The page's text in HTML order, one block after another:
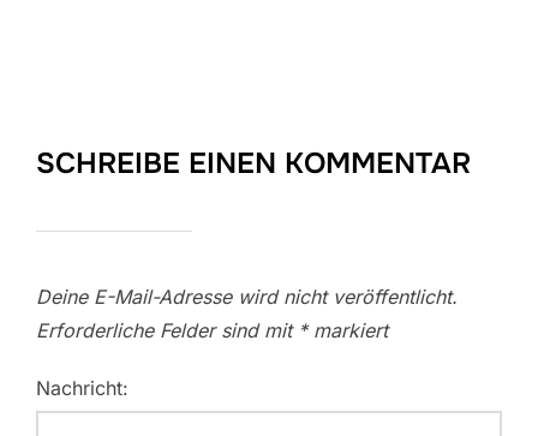
SCHREIBE EINEN KOMMENTAR
Deine E-Mail-Adresse wird nicht veröffentlicht.
Erforderliche Felder sind mit *markiert
Nachricht: